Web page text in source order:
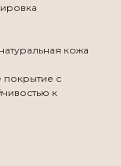
кожа
покрытие с
к